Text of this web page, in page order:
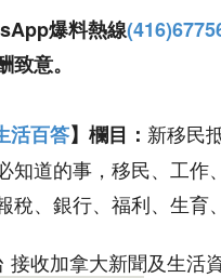
爆料熱線
意。
活百答】欄目： 新移民
知道的事，移民、工作
稅、銀行、福利、生育
接收加拿大新聞及生活